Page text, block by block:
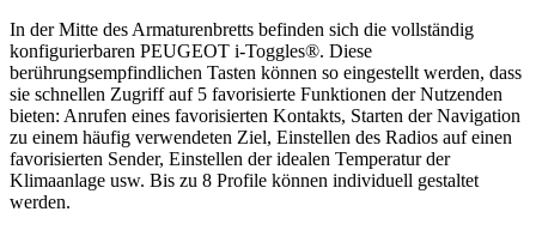
In der Mitte des Armaturenbretts befinden sich die vollständig
konfigurierbaren PEUGEOT i-Toggles®. Diese
berührungsempfindlichen Tasten können so eingestellt werden, dass
sie schnellen Zugriff auf 5 favorisierte Funktionen der Nutzenden
bieten: Anrufen eines favorisierten Kontakts, Starten der Navigation
zu einem häufig verwendeten Ziel, Einstellen des Radios auf einen
favorisierten Sender, Einstellen der idealen Temperatur der
Klimaanlage usw. Bis zu 8 Profile können individuell gestaltet
werden.